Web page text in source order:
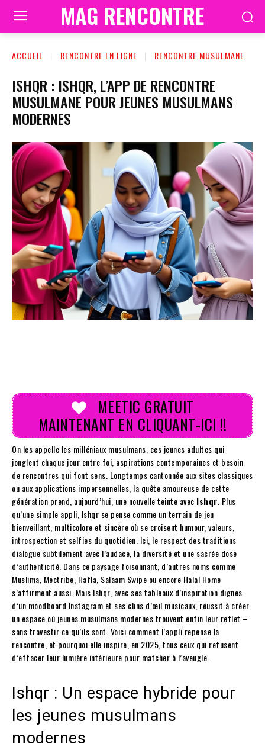
MAG RENCONTRE
ACCUEIL RENCONTRE EN LIGNE RENCONTRE MUSULMANE
ISHQR : ISHQR, L’APP DE RENCONTRE
MUSULMANE POUR JEUNES MUSULMANS
MODERNES
MEETIC GRATUIT
MAINTENANT EN CLIQUANT-ICI !!
On les appelle les milléniaux musulmans, ces jeunes adultes qui
jonglent chaque jour entre foi, aspirations contemporaines et besoin
de rencontres qui font sens. Longtemps cantonnée aux sites classiques
ou aux applications impersonnelles, la quête amoureuse de cette
génération prend, aujourd’hui, une nouvelle teinte avec Ishqr. Plus
qu’une simple appli, Ishqr se pense comme un terrain de jeu
bienveillant, multicolore et sincère où se croisent humour, valeurs,
introspection et selfies du quotidien. Ici, le respect des traditions
dialogue subtilement avec l’audace, la diversité et une sacrée dose
d’authenticité. Dans ce paysage foisonnant, d’autres noms comme
Muslima, Mectribe, Hafla, Salaam Swipe ou encore Halal Home
s’affirment aussi. Mais Ishqr, avec ses tableaux d’inspiration dignes
d’un moodboard Instagram et ses clins d’œil musicaux, réussit à créer
un espace où jeunes musulmans modernes trouvent enfin leur reflet –
sans travestir ce qu’ils sont. Voici comment l’appli repense la
rencontre, et pourquoi elle inspire, en 2025, tous ceux qui refusent
d’effacer leur lumière intérieure pour matcher à l’aveugle.
Ishqr : Un espace hybride pour
les jeunes musulmans
modernes